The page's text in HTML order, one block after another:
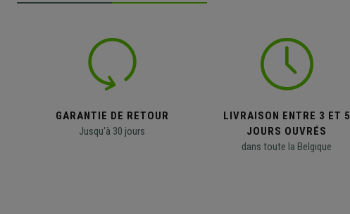
GARANTIE DE RETOUR
Jusqu'à 30 jours
LIVRAISON ENTRE 3 ET 5
JOURS OUVRÉS
dans toute la Belgique